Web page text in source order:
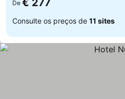
De € 277
Consulte os preços de 11 sites